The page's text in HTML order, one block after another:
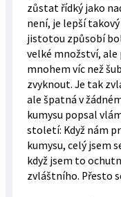
zůstat řídký jako
není, je lepší
jistotou způsobí
velké množství,
mnohem víc než
zvyknout. Je tak
ale špatná v
kumysu popsal
století: Když nám
kumysu, celý jsem
když jsem to
zvláštního. Přesto